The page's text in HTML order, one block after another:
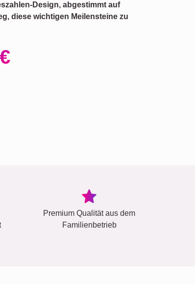
Design, abgestimmt auf
diese wichtigen Meilensteine zu
Premium Qualität aus dem
Familienbetrieb